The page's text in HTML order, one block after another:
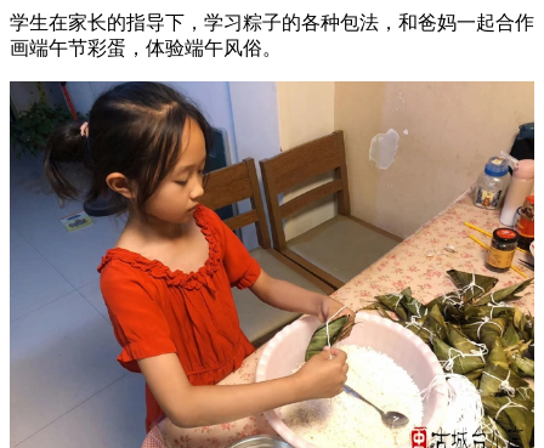
学生在家长的指导下，学习粽子的各种包法，和爸妈一起合作
画端午节彩蛋，体验端午风俗。